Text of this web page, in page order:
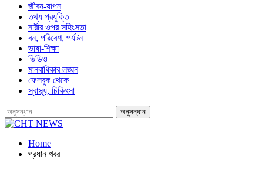
জীবন-যাপন
তথ্য প্রযুক্তি
নারীর ওপর সহিংসতা
বন, পরিবেশ, পর্যটন
ভাষা-শিক্ষা
ভিডিও
মানবাধিকার লঙ্ঘন
ফেসবুক থেকে
স্বাস্থ্য, চিকিৎসা
Home
প্রধান খবর